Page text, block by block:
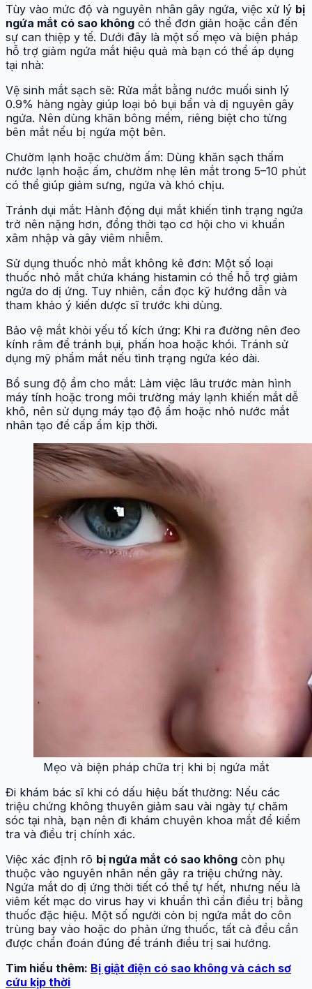
Tùy vào mức độ và nguyên nhân gây ngứa, việc xử lý bị
ngứa mắt có sao không có thể đơn giản hoặc cần đến
sự can thiệp y tế. Dưới đây là một số mẹo và biện pháp
hỗ trợ giảm ngứa mắt hiệu quả mà bạn có thể áp dụng
tại nhà:
Vệ sinh mắt sạch sẽ: Rửa mắt bằng nước muối sinh lý
0.9% hàng ngày giúp loại bỏ bụi bẩn và dị nguyên gây
ngứa. Nên dùng khăn bông mềm, riêng biệt cho từng
bên mắt nếu bị ngứa một bên.
Chườm lạnh hoặc chườm ấm: Dùng khăn sạch thấm
nước lạnh hoặc ấm, chườm nhẹ lên mắt trong 5–10 phút
có thể giúp giảm sưng, ngứa và khó chịu.
Tránh dụi mắt: Hành động dụi mắt khiến tình trạng ngứa
trở nên nặng hơn, đồng thời tạo cơ hội cho vi khuẩn
xâm nhập và gây viêm nhiễm.
Sử dụng thuốc nhỏ mắt không kê đơn: Một số loại
thuốc nhỏ mắt chứa kháng histamin có thể hỗ trợ giảm
ngứa do dị ứng. Tuy nhiên, cần đọc kỹ hướng dẫn và
tham khảo ý kiến dược sĩ trước khi dùng.
Bảo vệ mắt khỏi yếu tố kích ứng: Khi ra đường nên đeo
kính râm để tránh bụi, phấn hoa hoặc khói. Tránh sử
dụng mỹ phẩm mắt nếu tình trạng ngứa kéo dài.
Bổ sung độ ẩm cho mắt: Làm việc lâu trước màn hình
máy tính hoặc trong môi trường máy lạnh khiến mắt dễ
khô, nên sử dụng máy tạo độ ẩm hoặc nhỏ nước mắt
nhân tạo để cấp ẩm kịp thời.
Mẹo và biện pháp chữa trị khi bị ngứa mắt
Đi khám bác sĩ khi có dấu hiệu bất thường: Nếu các
triệu chứng không thuyên giảm sau vài ngày tự chăm
sóc tại nhà, bạn nên đi khám chuyên khoa mắt để kiểm
tra và điều trị chính xác.
Việc xác định rõ bị ngứa mắt có sao không còn phụ
thuộc vào nguyên nhân nền gây ra triệu chứng này.
Ngứa mắt do dị ứng thời tiết có thể tự hết, nhưng nếu là
viêm kết mạc do virus hay vi khuẩn thì cần điều trị bằng
thuốc đặc hiệu. Một số người còn bị ngứa mắt do côn
trùng bay vào hoặc do phản ứng thuốc, tất cả đều cần
được chẩn đoán đúng để tránh điều trị sai hướng.
Tìm hiểu thêm: Bị giật điện có sao không và cách sơ
cứu kịp thời